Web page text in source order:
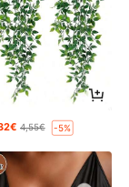
4,55€ -5%